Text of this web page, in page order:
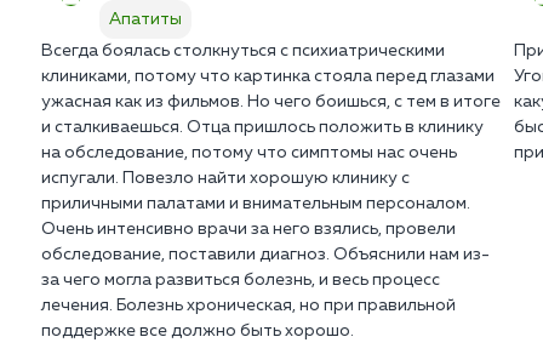
Апатиты
Всегда боялась столкнуться с психиатрическими
клиниками, потому что картинка стояла перед глазами
ужасная как из фильмов. Но чего боишься, с тем в итоге
и сталкиваешься. Отца пришлось положить в клинику
на обследование, потому что симптомы нас очень
испугали. Повезло найти хорошую клинику с
приличными палатами и внимательным персоналом.
Очень интенсивно врачи за него взялись, провели
обследование, поставили диагноз. Объяснили нам из-
за чего могла развиться болезнь, и весь процесс
лечения. Болезнь хроническая, но при правильной
поддержке все должно быть хорошо.